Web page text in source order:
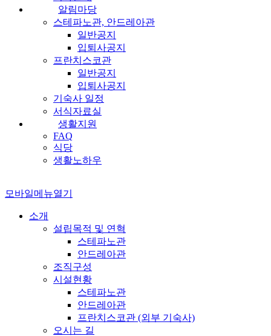
알림마당
스테파노관, 안드레아관
일반공지
입퇴사공지
프란치스코관
일반공지
입퇴사공지
기숙사 일정
서식자료실
생활지원
FAQ
식당
생활노하우
모바일메뉴열기
소개
설립목적 및 연혁
스테파노관
안드레아관
조직구성
시설현황
스테파노관
안드레아관
프란치스코관 (외부 기숙사)
오시는 길